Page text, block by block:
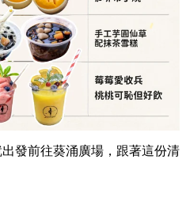
發前往葵涌廣場，跟著這份清